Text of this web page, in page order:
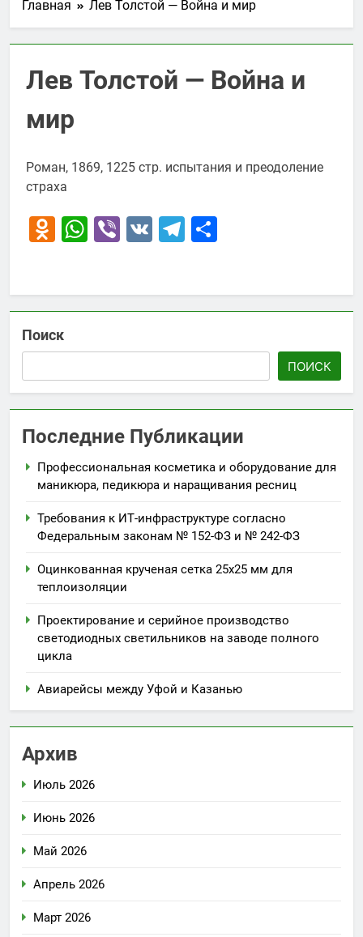
Главная Лев Толстой — Война и мир
Лев Толстой — Война и
мир
Роман, 1869, 1225 стр. испытания и преодоление
страха
Odnoklassniki
WhatsApp
Viber
VK Telegram
Поиск
ПОИСК
Последние Публикации
Профессиональная косметика и оборудование для
маникюра, педикюра и наращивания ресниц
Требования к ИТ-инфраструктуре согласно
Федеральным законам № 152-ФЗ и № 242-ФЗ
Оцинкованная крученая сетка 25х25 мм для
теплоизоляции
Проектирование и серийное производство
светодиодных светильников на заводе полного
цикла
Авиарейсы между Уфой и Казанью
Архив
Июль 2026
Июнь 2026
Май 2026
Апрель 2026
Март 2026